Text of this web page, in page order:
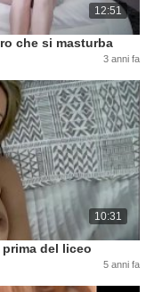
12:51
che si masturba
3 anni fa
10:31
del liceo
5 anni fa